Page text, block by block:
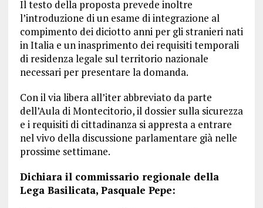
Il testo della proposta prevede inoltre
l’introduzione di un esame di integrazione al
compimento dei diciotto anni per gli stranieri nati
in Italia e un inasprimento dei requisiti temporali
di residenza legale sul territorio nazionale
necessari per presentare la domanda.
Con il via libera all’iter abbreviato da parte
dell’Aula di Montecitorio, il dossier sulla sicurezza
e i requisiti di cittadinanza si appresta a entrare
nel vivo della discussione parlamentare già nelle
prossime settimane.
Dichiara il commissario regionale della
Lega Basilicata, Pasquale Pepe: